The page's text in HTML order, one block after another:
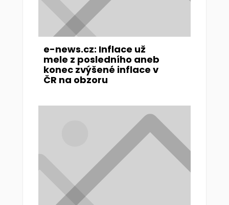
e-news.cz: Inflace už
mele z posledního aneb
konec zvýšené inflace v
ČR na obzoru